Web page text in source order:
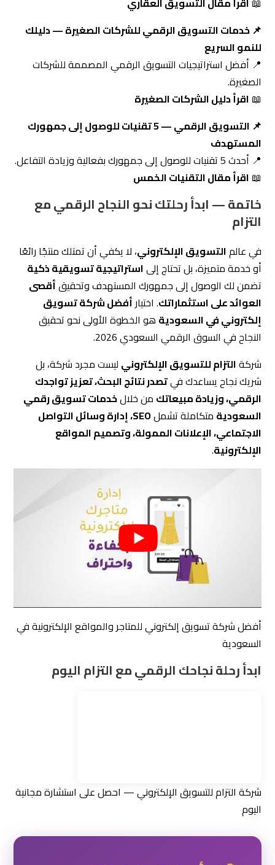
📌 التسويق الرقمي — 5 تقنيات للوصول إلى جمهورك
المستهدف
📍 أحدث 5 تقنيات للوصول إلى جمهورك بفعالية وزيادة التفاعل.
📖 اقرأ مقال التقنيات الخمس
خاتمة — ابدأ رحلتك نحو النجاح الرقمي مع
التزام
في عالمالتسويق الإلكتروني، لا يكفي أن تمتلك منتجًا رائعًا
أو خدمة متميزة، بل تحتاج إلى
استراتيجية تسويقية ذكية
تضمن لك الوصول إلى جمهورك المستهدف وتحقيقأقصى
العوائد على استثماراتك. اختيار
إلكتروني في السعوديةهو الخطوة الأولى نحو تحقيق
النجاح في السوق الرقمي السعودي 2026.
شركةالتزام للتسويق الإلكترونيليست مجرد شركة، بل
شريك نجاح يساعدك فيتصدر نتائج البحث، تعزيز تواجدك
الرقمي، وزيادة مبيعاتكمن خلالخدمات تسويق رقمي
السعودية متكاملة تشمل
SEO، إدارة وسائل التواصل
الاجتماعي، الإعلانات الممولة، وتصميم المواقع
الإلكترونية.
أفضل شركة تسويق إلكتروني للمتاجر والمواقع الإلكترونية في
ابدأ رحلة نجاحك الرقمي مع التزام اليوم
شركة التزام للتسويق الإلكتروني — احصل على استشارة مجانية
اليوم
📞 احصل على استشارة مجانية
💬 واتساب: 0506600096